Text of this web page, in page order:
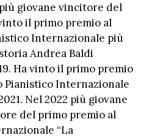
giovane vincitore del
il primo premio al
Internazionale più
Andrea Baldi
Ha vinto il primo premio
Pianistico Internazionale
Nel 2022 più giovane
del primo premio al
“La